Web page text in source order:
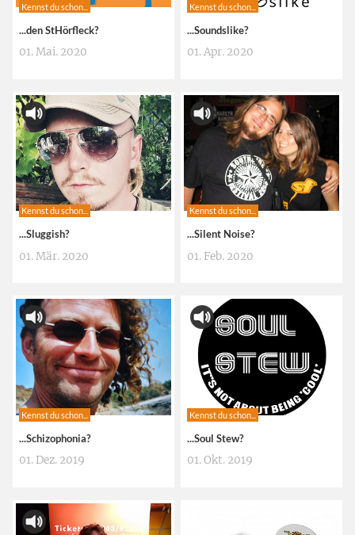
Kennst du schon...
...den StHörfleck?
01. Mai. 2020
Kennst du schon...
...Soundslike?
01. Apr. 2020
Kennst du schon...
...Sluggish?
01. Mär. 2020
Kennst du schon...
...Silent Noise?
01. Feb. 2020
Kennst du schon...
...Schizophonia?
01. Dez. 2019
Kennst du schon...
...Soul Stew?
01. Okt. 2019